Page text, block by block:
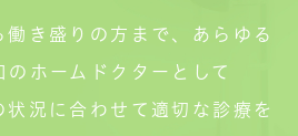
き盛りの方まで、あらゆる
のホームドクターとして
況に合わせて適切な診療を